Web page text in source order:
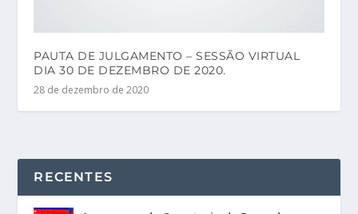
PAUTA DE JULGAMENTO – SESSÃO VIRTUAL
DIA 30 DE DEZEMBRO DE 2020.
28 de dezembro de 2020
RECENTES